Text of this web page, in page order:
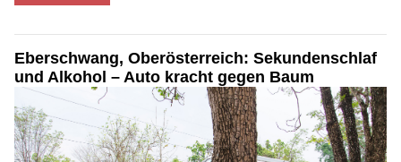
Eberschwang, Oberösterreich: Sekundenschlaf
und Alkohol – Auto kracht gegen Baum